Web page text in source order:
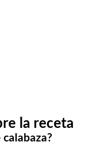
la receta